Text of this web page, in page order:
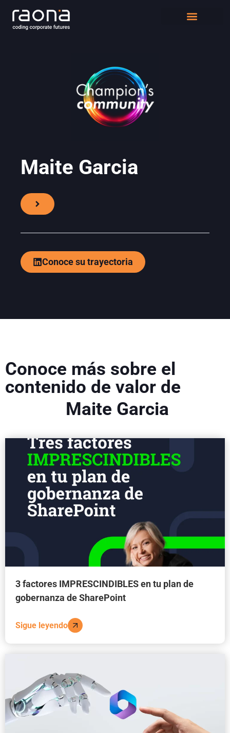
Maite Garcia
Conoce su trayectoria
Conoce más sobre el
contenido de valor de
Maite Garcia
3 factores IMPRESCINDIBLES en tu plan de
gobernanza de SharePoint
Sigue leyendo